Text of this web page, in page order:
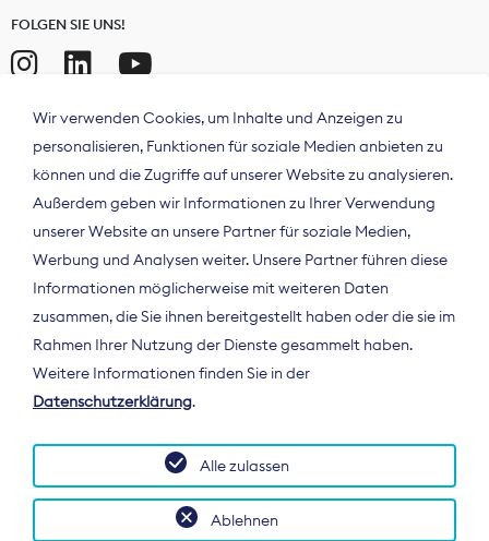
FOLGEN SIE UNS!
Der Bundesverband Digitalpublisher und
Zeitungsverleger (BDZV) vertritt als
Spitzenorganisation die Interessen der
Deutschland und auf EU-Ebene.
Wir verwenden Cookies, um Inhalte und Anzeigen zu
personalisieren, Funktionen für soziale Medien anbieten zu
können und die Zugriffe auf unserer Website zu analysieren.
Außerdem geben wir Informationen zu Ihrer Verwendung
unserer Website an unsere Partner für soziale Medien,
Werbung und Analysen weiter. Unsere Partner führen diese
Informationen möglicherweise mit weiteren Daten
zusammen, die Sie ihnen bereitgestellt haben oder die sie im
Rahmen Ihrer Nutzung der Dienste gesammelt haben.
Weitere Informationen finden Sie in der
Datenschutzerklärung.
Ablehnen
Alle zulassen